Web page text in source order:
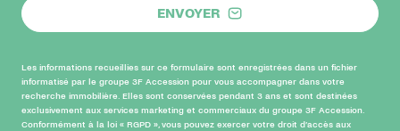
ENVOYER
Les informations recueillies sur ce formulaire sont enregistrées dans un fichier
informatisé par le groupe 3F Accession pour vous accompagner dans votre
recherche immobilière. Elles sont conservées pendant 3 ans et sont destinées
exclusivement aux services marketing et commerciaux du groupe 3F Accession.
Conformément à la loi « RGPD », vous pouvez exercer votre droit d’accès aux